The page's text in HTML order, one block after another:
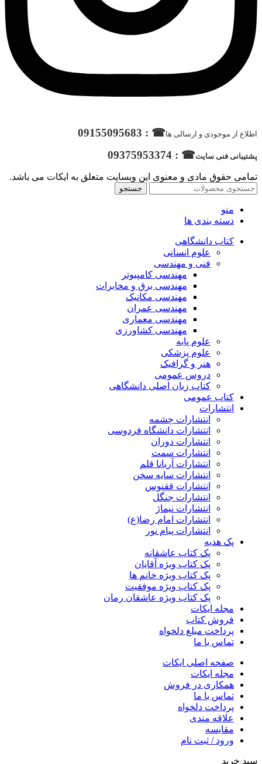
اطلاع از موجودی و ارسالی ها☎ : 09155095683
پشتیبانی فنی سایت☎ : 09375953374
تمامی حقوق مادی و معنوی این وبسایت متعلق به ایکات می باشد.
جستجو
منو
دسته بندی ها
کتاب دانشگاهی
علوم انسانی
فنی و مهندسی
مهندسی کامپیوتر
مهندسی برق و مخابرات
مهندسی مکانیک
مهندسی عمران
مهندسی معماری
مهندسی کشاورزی
علوم پایه
علوم پزشکی
هنر و گرافیک
دروس عمومی
کتاب زبان اصلی دانشگاهی
کتاب عمومی
انتشارات
انتشارات چشمه
انتشارات دانشگاه فردوسی
انتشارات دوران
انتشارات سمت
انتشارات آریانا قلم
انتشارات سایه سخن
انتشارات ققنوس
انتشارات جنگل
انتشارات نیماژ
انتشارات امام رضا(ع)
انتشارات پیام نور
پک هدیه
پک کتاب عاشقانه
پک کتاب ویژه آقایان
پک کتاب ویژه خانم ها
پک کتاب ویژه موفقیت
پک کتاب ویژه عاشقان رمان
مجله ایکات
فروش کتاب
پرداخت مبلغ دلخواه
تماس با ما
صفحه اصلی ایکات
مجله ایکات
همکاری در فروش
تماس با ما
پرداخت دلخواه
علاقه مندی
مقايسه
ورود / ثبت نام
سبد خرید